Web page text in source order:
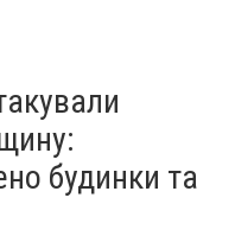
будинки та